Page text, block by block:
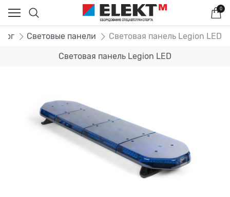
0
Световые панели Световая панель Legion LED
Световая панель Legion LED